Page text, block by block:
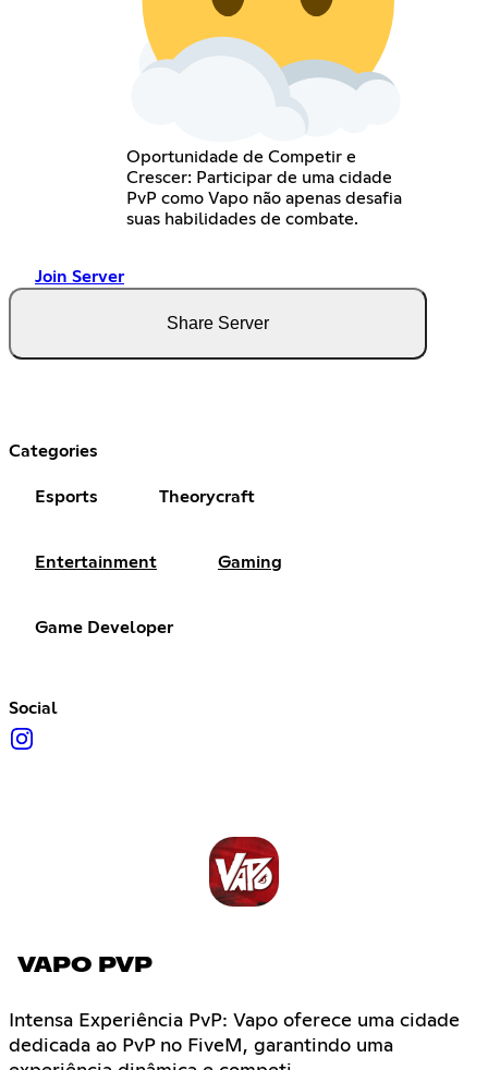
Oportunidade de Competir e
Crescer: Participar de uma cidade
PvP como Vapo não apenas desafia
suas habilidades de combate.
Join Server
Share Server
Categories
Esports Theorycraft
Entertainment Gaming
Game Developer
Social
VAPO PVP
Intensa Experiência PvP: Vapo oferece uma cidade
dedicada ao PvP no FiveM, garantindo uma